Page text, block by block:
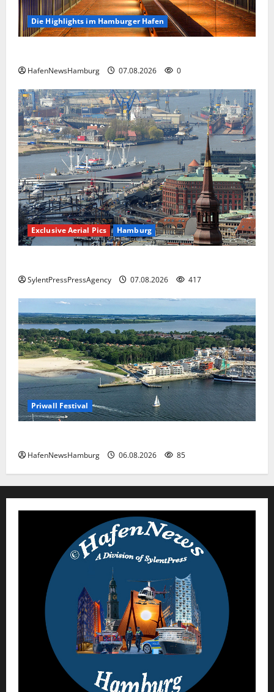
Die Highlights im Hamburger Hafen
HafenNewsHamburg 07.08.2026 0
Exclusive Aerial Pics Hamburg
SylentPressPressAgency 07.08.2026 417
Priwall Festival
HafenNewsHamburg 06.08.2026 85